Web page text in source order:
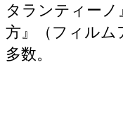
タランティー
方』（フィルム
多数。